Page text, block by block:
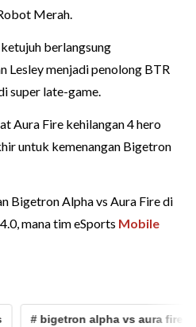
Merah.
berlangsung
Lesley menjadi penolong BTR
super late-game.
Aura Fire kehilangan 4 hero
untuk kemenangan Bigetron
Bigetron Alpha vs Aura Fire di
mana tim eSports Mobile
# bigetron alpha vs aura fire